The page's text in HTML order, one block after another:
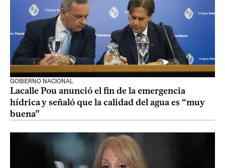
GOBIERNO NACIONAL
Lacalle Pou anunció el fin de la emergencia
hídrica y señaló que la calidad del agua es “muy
buena”